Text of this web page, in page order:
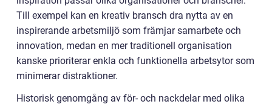
Till exempel kan en kreativ bransch dra nytta av en
inspirerande arbetsmiljö som främjar samarbete och
innovation, medan en mer traditionell organisation
kanske prioriterar enkla och funktionella arbetsytor som
minimerar distraktioner.
Historisk genomgång av för- och nackdelar med olika